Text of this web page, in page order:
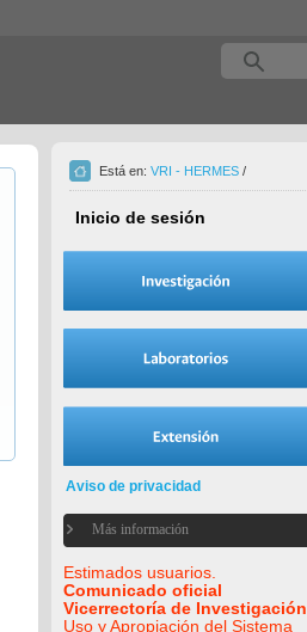
Está en: VRI - HERMES /
Inicio de sesión
Aviso de privacidad
Más información
Estimados usuarios.
Comunicado oficial
Vicerrectoría de Investigación
Uso y Apropiación del Sistema